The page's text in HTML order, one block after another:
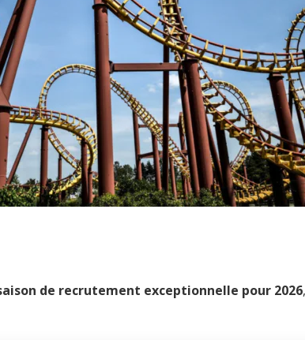
de recrutement exceptionnelle pour 2026